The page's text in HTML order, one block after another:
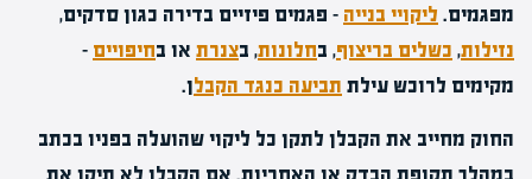
מפגמים.ליקויי בנייה – פגמים פיזיים בדירה כגון סדקים,
נזילות, כשלים בריצוף, בחלונות, בצנרת או בחיפויים –
מקימים לרוכש עילת תביעה כנגד הקבלן.
החוק מחייב את הקבלן לתקן כל ליקוי שהועלה בפניו בכתב